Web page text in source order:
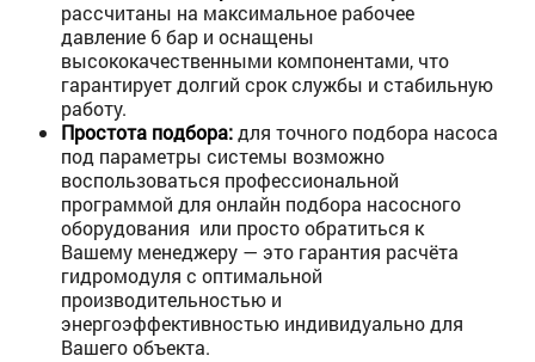
рассчитаны на максимальное рабочее
давление 6 бар и оснащены
высококачественными компонентами, что
гарантирует долгий срок службы и стабильную
работу.
Простота подбора:для точного подбора насоса
под параметры системы возможно
воспользоваться профессиональной
программой для онлайн подбора насосного
оборудования или просто обратиться к
Вашему менеджеру — это гарантия расчёта
гидромодуля с оптимальной
производительностью и
энергоэффективностью индивидуально для
Вашего объекта.